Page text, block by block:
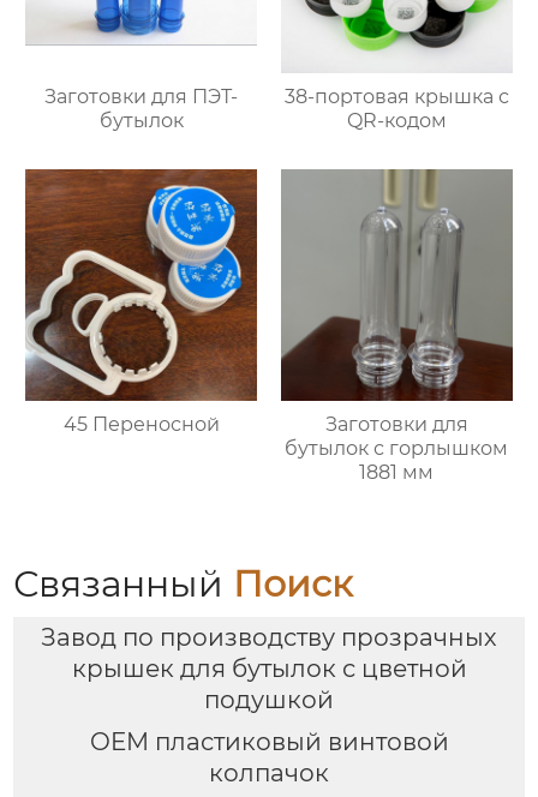
Заготовки для ПЭТ-
бутылок
38-портовая крышка с
QR-кодом
45 Переносной
Заготовки для
бутылок с горлышком
1881 мм
Связанный Поиск
Завод по производству прозрачных
крышек для бутылок с цветной
подушкой
OEM пластиковый винтовой
колпачок